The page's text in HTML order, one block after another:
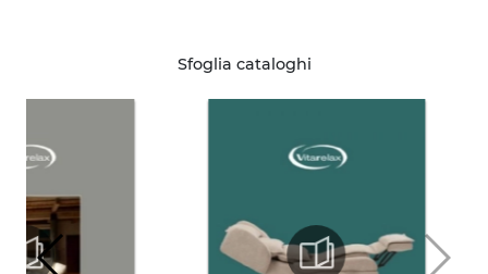
Sfoglia cataloghi